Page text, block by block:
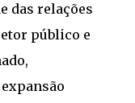
das relações
público e